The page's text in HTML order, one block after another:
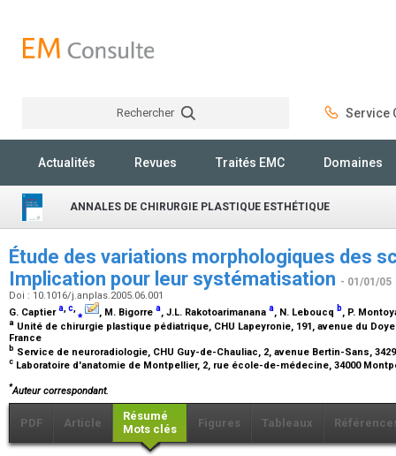
Rechercher Service
Actualités Revues Traités EMC Domaines
ANNALES DE CHIRURGIE PLASTIQUE ESTHÉTIQUE
Étude des variations morphologiques des
Implication pour leur systématisation - 01/01/05
Doi : 10.1016/j.anplas.2005.06.001
G. Captiera,c,⁎ , M. Bigorre a, J.L. Rakotoarimanana a, N. Leboucq b, P.
a Unité de chirurgie plastique pédiatrique, CHU Lapeyronie, 191, avenue du
France
b Service de neuroradiologie, CHU Guy-de-Chauliac, 2, avenue Bertin-Sans,
c Laboratoire d'anatomie de Montpellier, 2, rue école-de-médecine, 34000
*Auteur correspondant.
PDF Article
Résumé
Mots clés
Figures Tableaux